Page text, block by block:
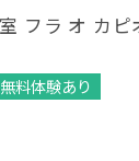
フラ オ カピ
無料体験あり